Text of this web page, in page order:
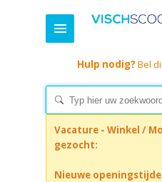
Hulp nodig? Bel
Vacature - Winkel /
gezocht:
Nieuwe